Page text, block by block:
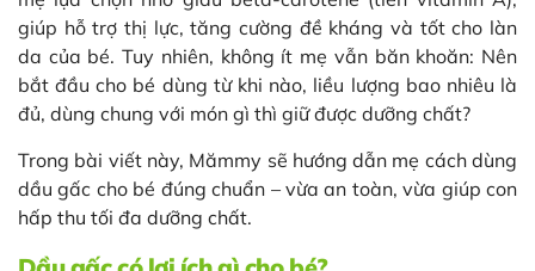
giúp hỗ trợ thị lực, tăng cường đề kháng và tốt cho làn
da của bé. Tuy nhiên, không ít mẹ vẫn băn khoăn: Nên
bắt đầu cho bé dùng từ khi nào, liều lượng bao nhiêu là
đủ, dùng chung với món gì thì giữ được dưỡng chất?
Trong bài viết này, Mămmy sẽ hướng dẫn mẹ cách dùng
dầu gấc cho bé đúng chuẩn – vừa an toàn, vừa giúp con
hấp thu tối đa dưỡng chất.